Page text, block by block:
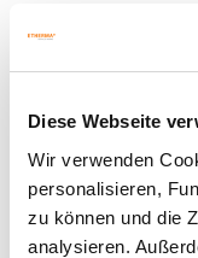
Diese Webseite
Wir verwenden
personalisieren,
zu können und die
analysieren.